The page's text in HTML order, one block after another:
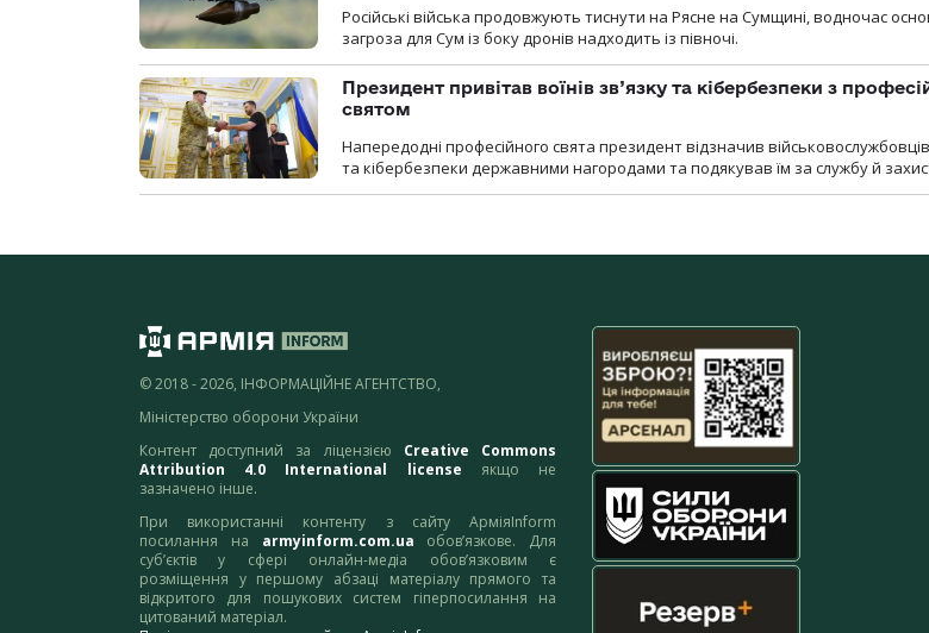
Російські війська продовжують тиснути на Рясне на Сумщині, водночас
загроза для Сум із боку дронів надходить із півночі.
Президент привітав воїнів зв’язку та кібербезпеки з
святом
Напередодні професійного свята президент відзначив військовослужбовців
та кібербезпеки державними нагородами та подякував їм за службу й
© 2018 - 2026, ІНФОРМАЦІЙНЕ АГЕНТСТВО,
Міністерство оборони України
Контент доступний за ліцензією Creative Commons
Attribution 4.0 International license якщо не
зазначено інше.
При використанні контенту з сайту АрміяInform
посилання на armyinform.com.ua обов’язкове. Для
суб’єктів у сфері онлайн-медіа обов’язковим є
розміщення у першому абзаці матеріалу прямого та
відкритого для пошукових систем гіперпосилання на
цитований матеріал.